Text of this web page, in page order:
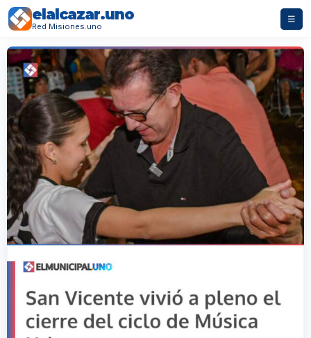
elalcazar.uno
Red Misiones.uno
☰